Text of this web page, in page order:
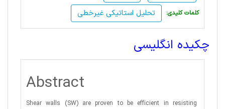
تحلیل استاتیکی غیرخطی
:کلمات کلیدی
چکیده انگلیسی
Abstract
Shear walls (SW) are proven to be efficient in resisting